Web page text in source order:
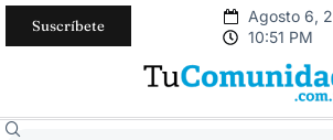
Suscríbete
Agosto 6,
10:51 PM